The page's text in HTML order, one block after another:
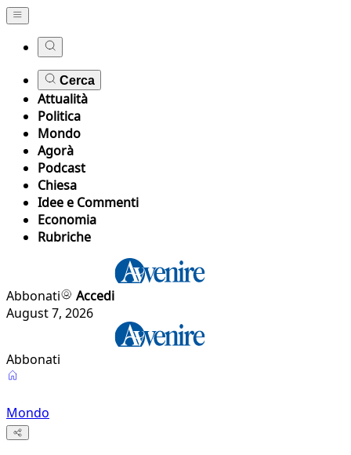
Cerca
Attualità
Politica
Mondo
Agorà
Podcast
Chiesa
Idee e Commenti
Economia
Rubriche
Abbonati
Accedi
August 7, 2026
Abbonati
Mondo